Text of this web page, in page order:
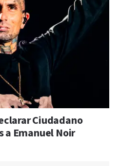
Ciudadano
a Emanuel Noir